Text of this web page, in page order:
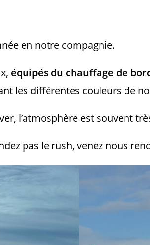
en notre compagnie.
équipés du chauffage de
les différentes couleurs de
l’atmosphère est souvent
pas le rush, venez nous